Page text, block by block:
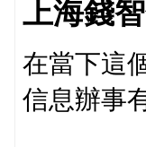
上海錢
在當下這
信息辦事